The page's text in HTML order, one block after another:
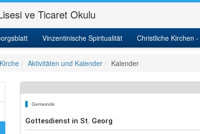
ve Ticaret Okulu
Vinzentinische Spiritualität Christliche Kirchen
Aktivitäten und Kalender Kalender
Gemeinde
Gottesdienst in St. Georg